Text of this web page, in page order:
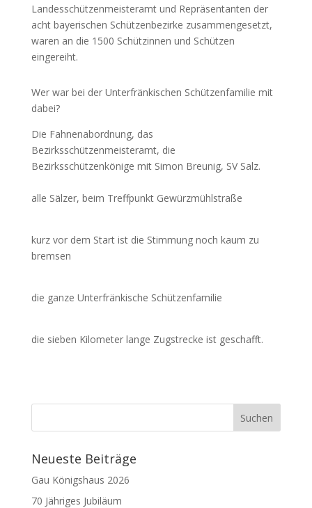
Landesschützenmeisteramt und Repräsentanten der
acht bayerischen Schützenbezirke zusammengesetzt,
waren an die 1500 Schützinnen und Schützen
eingereiht.
Wer war bei der Unterfränkischen Schützenfamilie mit
dabei?
Die Fahnenabordnung, das
Bezirksschützenmeisteramt, die
Bezirksschützenkönige mit Simon Breunig, SV Salz.
alle Sälzer, beim Treffpunkt Gewürzmühlstraße
kurz vor dem Start ist die Stimmung noch kaum zu
bremsen
die ganze Unterfränkische Schützenfamilie
die sieben Kilometer lange Zugstrecke ist geschafft.
Neueste Beiträge
Gau Königshaus 2026
70 Jähriges Jubiläum